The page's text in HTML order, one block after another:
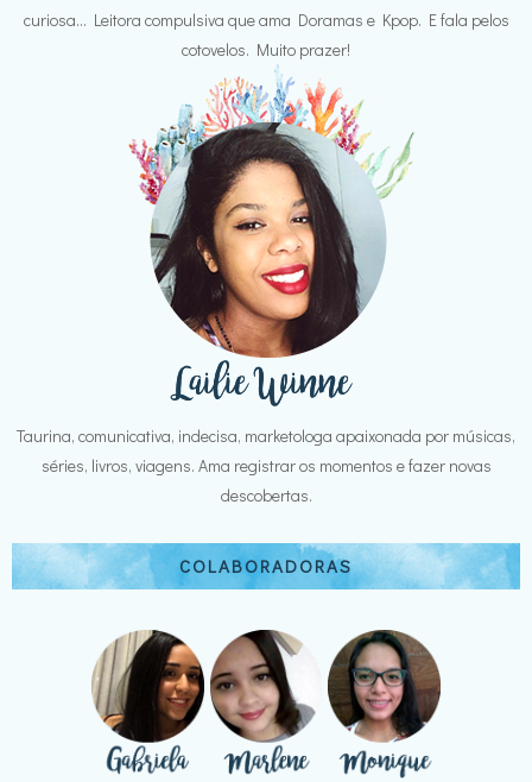
curiosa... Leitora compulsiva que ama Doramas e Kpop. E fala pelos
cotovelos. Muito prazer!
Taurina, comunicativa, indecisa, marketologa apaixonada por músicas,
séries, livros, viagens. Ama registrar os momentos e fazer novas
descobertas.
COLABORADORAS